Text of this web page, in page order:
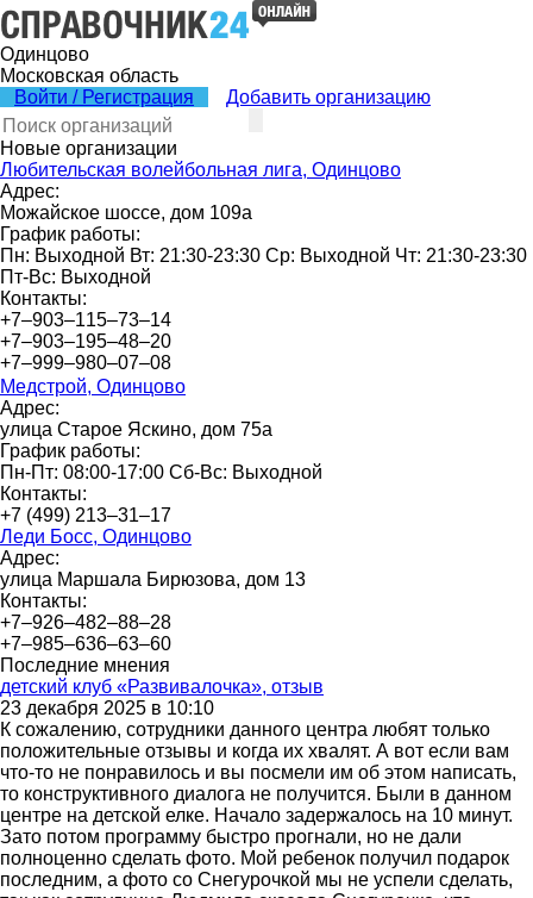
Одинцово
Московская область
Войти / Регистрация
Добавить организацию
Новые организации
Любительская волейбольная лига, Одинцово
Адрес:
Можайское шоссе, дом 109а
График работы:
Пн: Выходной Вт: 21:30-23:30 Ср: Выходной Чт: 21:30-23:30
Пт-Вс: Выходной
Контакты:
+7‒903‒115‒73‒14
+7‒903‒195‒48‒20
+7‒999‒980‒07‒08
Медстрой, Одинцово
Адрес:
улица Старое Яскино, дом 75а
График работы:
Пн-Пт: 08:00-17:00 Сб-Вс: Выходной
Контакты:
+7 (499) 213‒31‒17
Леди Босс, Одинцово
Адрес:
улица Маршала Бирюзова, дом 13
Контакты:
+7‒926‒482‒88‒28
+7‒985‒636‒63‒60
Последние мнения
детский клуб «Развивалочка», отзыв
23 декабря 2025 в 10:10
К сожалению, сотрудники данного центра любят только
положительные отзывы и когда их хвалят. А вот если вам
что-то не понравилось и вы посмели им об этом написать,
то конструктивного диалога не получится. Были в данном
центре на детской елке. Начало задержалось на 10 минут.
Зато потом программу быстро прогнали, но не дали
полноценно сделать фото. Мой ребенок получил подарок
последним, а фото со Снегурочкой мы не успели сделать,